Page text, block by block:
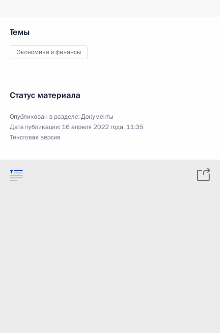
Темы
Экономика и финансы
Статус материала
Опубликован в разделе:Документы
Дата публикации: 16 апреля 2022 года, 11:35
Текстовая версия